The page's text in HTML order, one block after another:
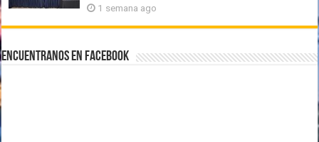
1 semana ago
Encuentranos en Facebook